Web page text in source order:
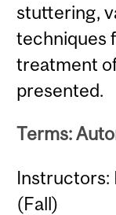
stuttering,
techniques
treatment
presented.
Terms:
Instructors:
(Fall)